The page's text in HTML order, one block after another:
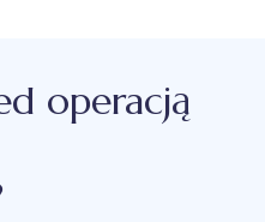
operacją